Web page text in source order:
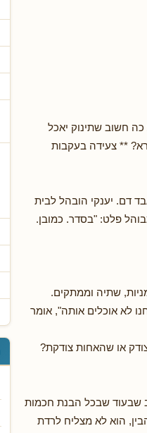
חשוב שתינוק יאכל
** צעידה בעקבות
דם. יענקי הובהל לבית
פלט: "בסדר. כמובן.
שתיה וממתקים.
בהשגחה שאנחנו לא אוכלים אותה", אומר
או שהאחות צודקת?
שבעוד שבכל הבנת חכמות
הוא לא מצליח לרדת